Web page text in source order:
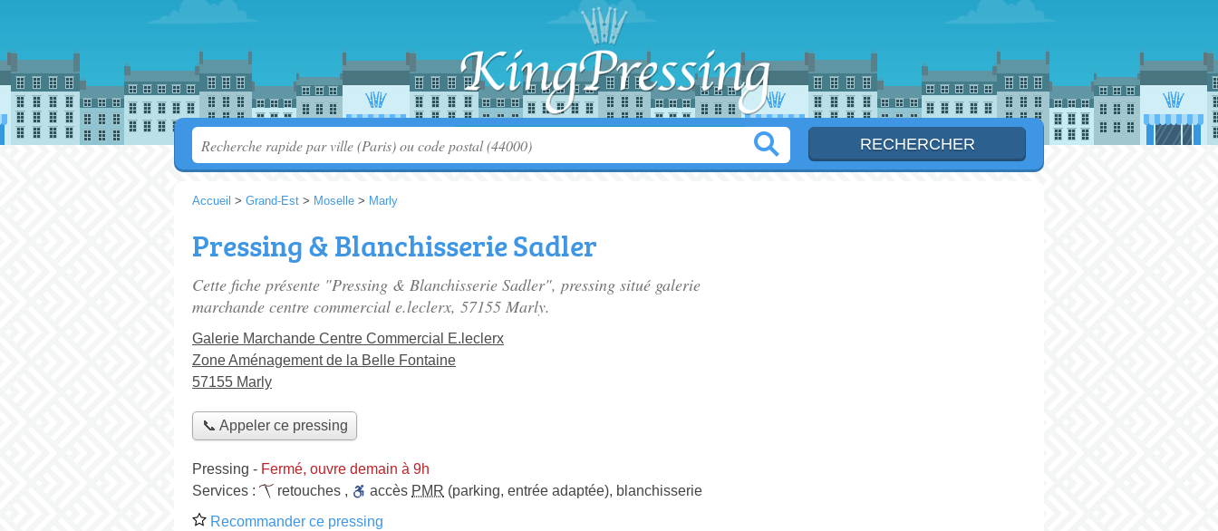
Accueil > Grand-Est > Moselle > Marly
Pressing & Blanchisserie Sadler
Cette fiche présente "Pressing & Blanchisserie Sadler", pressing situé galerie
marchande centre commercial e.leclerx, 57155 Marly.
Galerie Marchande Centre Commercial E.leclerx
Zone Aménagement de la Belle Fontaine
57155 Marly
📞 Appeler ce pressing
Pressing - Fermé, ouvre demain à 9h
Services :
retouches , accès PMR (parking, entrée adaptée), blanchisserie
Recommander ce pressing